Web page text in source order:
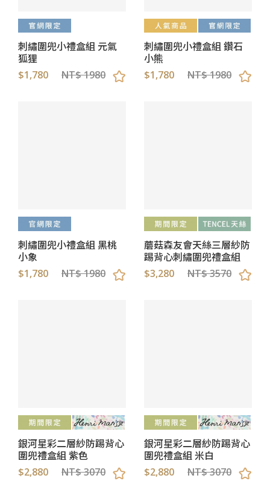
刺繡圍兜小禮盒組 元氣
狐狸
$1,780 NT$ 1980
刺繡圍兜小禮盒組 鑽石
小熊
$1,780 NT$ 1980
刺繡圍兜小禮盒組 黑桃
小象
$1,780 NT$ 1980
蘑菇森友會天絲三層紗防
踢背心刺繡圍兜禮盒組
$3,280 NT$ 3570
銀河星彩二層紗防踢背心
圍兜禮盒組 紫色
$2,880 NT$ 3070
銀河星彩二層紗防踢背心
圍兜禮盒組 米白
$2,880 NT$ 3070